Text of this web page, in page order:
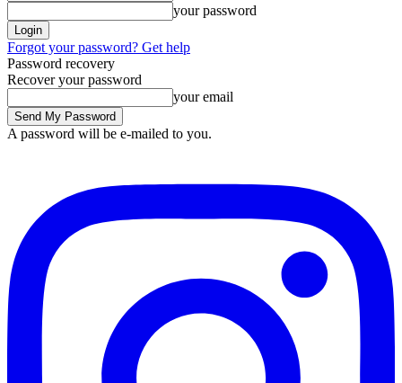
your password
Forgot your password? Get help
Password recovery
Recover your password
your email
A password will be e-mailed to you.